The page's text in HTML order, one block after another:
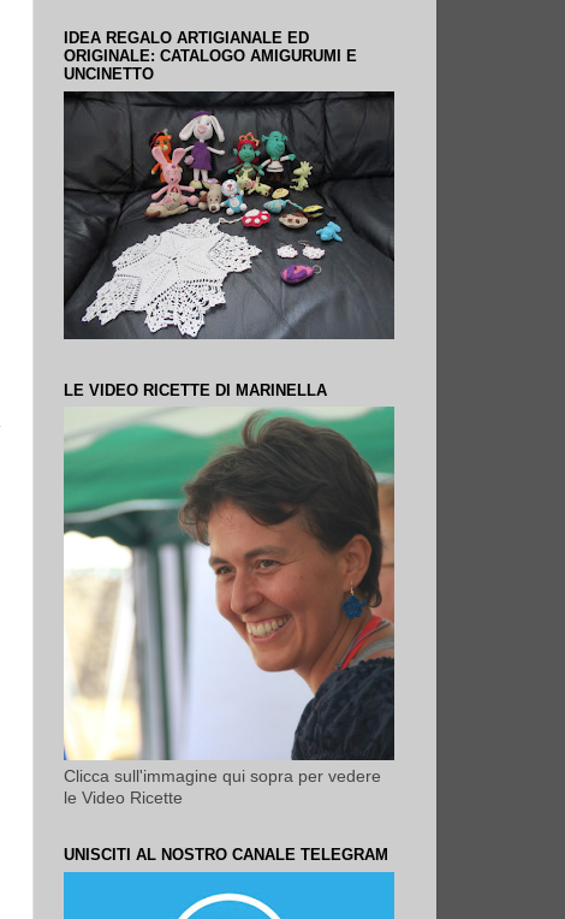
IDEA REGALO ARTIGIANALE ED
ORIGINALE: CATALOGO AMIGURUMI E
UNCINETTO
LE VIDEO RICETTE DI MARINELLA
Clicca sull'immagine qui sopra per vedere
le Video Ricette
UNISCITI AL NOSTRO CANALE TELEGRAM